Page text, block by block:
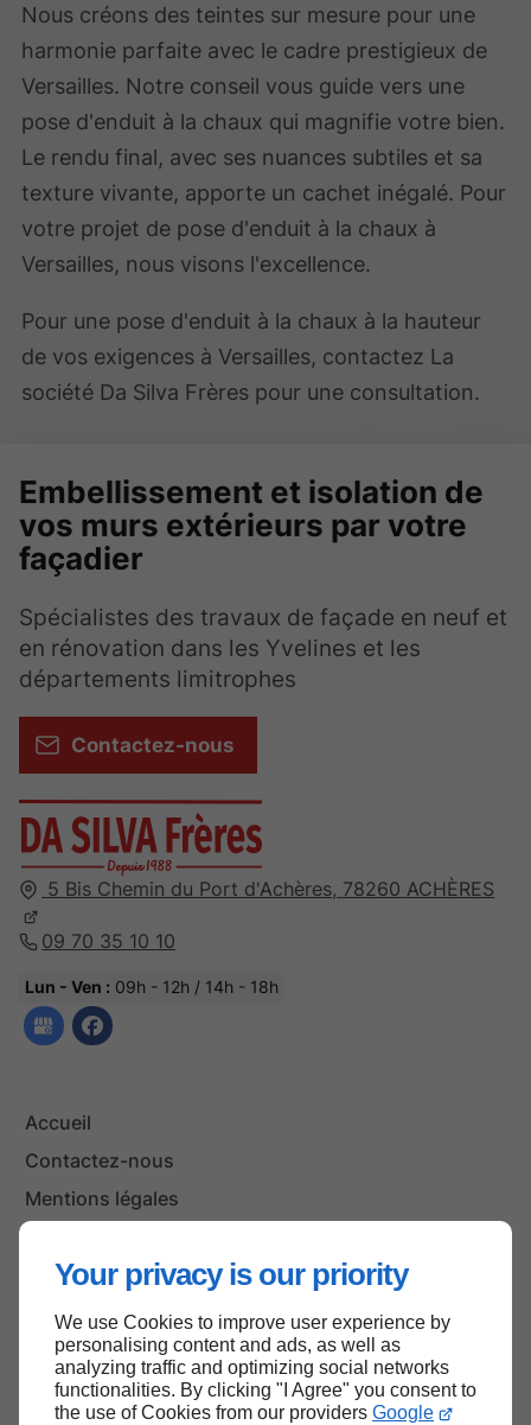
Your privacy is our priority
We use Cookies to improve user experience by
personalising content and ads, as well as
analyzing traffic and optimizing social networks
functionalities. By clicking "I Agree" you consent to
the use of Cookies from our providers Google
Nous créons des teintes sur mesure pour une
harmonie parfaite avec le cadre prestigieux de
Versailles. Notre conseil vous guide vers une
pose d'enduit à la chaux qui magnifie votre bien.
Le rendu final, avec ses nuances subtiles et sa
texture vivante, apporte un cachet inégalé. Pour
votre projet de pose d'enduit à la chaux à
Versailles, nous visons l'excellence.
Pour une pose d'enduit à la chaux à la hauteur
de vos exigences à Versailles, contactez La
société Da Silva Frères pour une consultation.
5 Bis Chemin du Port d'Achères, 78260 ACHÈRES
09 70 35 10 10
Lun - Ven : 09h - 12h / 14h - 18h
Accueil
Contactez-nous
Mentions légales
Embellissement et isolation de
vos murs extérieurs par votre
façadier
Spécialistes des travaux de façade en neuf et
en rénovation dans les Yvelines et les
départements limitrophes
Contactez-nous
Haut de page